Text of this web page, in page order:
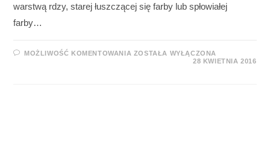
warstwą rdzy, starej łuszczącej się farby lub spłowiałej
farby…
MOŻLIWOŚĆ KOMENTOWANIA ZOSTAŁA WYŁĄCZONA
28 KWIETNIA 2016